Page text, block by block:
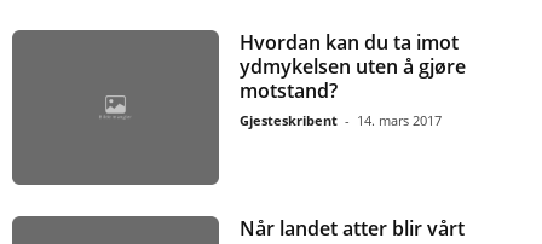
Hvordan kan du ta imot
ydmykelsen uten å gjøre
motstand?
Gjesteskribent - 14. mars 2017
Når landet atter blir vårt